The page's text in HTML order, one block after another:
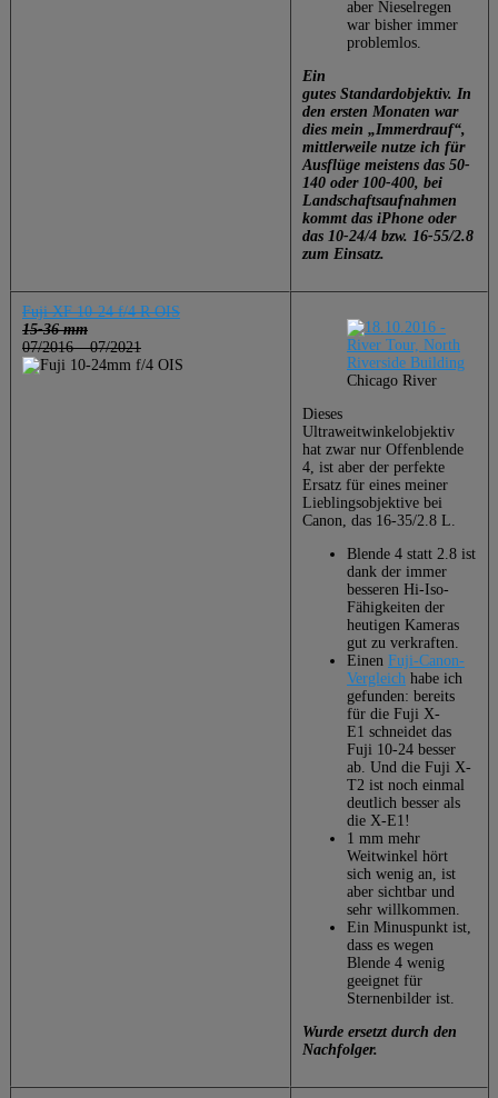
aber Nieselregen
war bisher immer
problemlos.
Ein
gutes Standardobjektiv. In
den ersten Monaten war
dies mein „Immerdrauf“,
mittlerweile nutze ich für
Ausflüge meistens das 50-
140 oder 100-400, bei
Landschaftsaufnahmen
kommt das iPhone oder
das 10-24/4 bzw. 16-55/2.8
zum Einsatz.
Fuji XF 10-24 f/4 R OIS
15-36 mm
07/2016 – 07/2021
Chicago River
Dieses
Ultraweitwinkelobjektiv
hat zwar nur Offenblende
4, ist aber der perfekte
Ersatz für eines meiner
Lieblingsobjektive bei
Canon, das 16-35/2.8 L.
Blende 4 statt 2.8 ist
dank der immer
besseren Hi-Iso-
Fähigkeiten der
heutigen Kameras
gut zu verkraften.
Einen Fuji-Canon-
Vergleich habe ich
gefunden: bereits
für die Fuji X-
E1 schneidet das
Fuji 10-24 besser
ab. Und die Fuji X-
T2 ist noch einmal
deutlich besser als
die X-E1!
1 mm mehr
Weitwinkel hört
sich wenig an, ist
aber sichtbar und
sehr willkommen.
Ein Minuspunkt ist,
dass es wegen
Blende 4 wenig
geeignet für
Sternenbilder ist.
Wurde ersetzt durch den
Nachfolger.